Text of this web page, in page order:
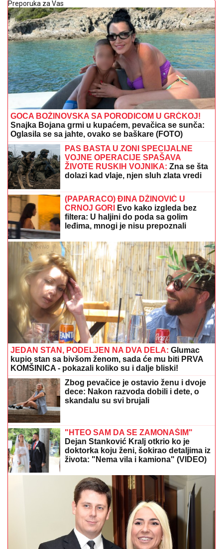
Preporuka za Vas
GOCA BOŽINOVSKA SA PORODICOM U GRČKOJ!
Snajka Bojana grmi u kupaćem, pevačica se sunča:
Oglasila se sa jahte, ovako se baškare (FOTO)
PAS BASTA U ZONI SPECIJALNE
VOJNE OPERACIJE SPAŠAVA
ŽIVOTE RUSKIH VOJNIKA: Zna se šta
dolazi kad vlaje, njen sluh zlata vredi
(PAPARACO) ĐINA DŽINOVIĆ U
CRNOJ GORI
Evo kako izgleda bez
filtera: U haljini do poda sa golim
leđima, mnogi je nisu prepoznali
JEDAN STAN, PODELJEN NA DVA DELA: Glumac
kupio stan sa bivšom ženom, sada će mu biti PRVA
KOMŠINICA - pokazali koliko su i dalje bliski!
Zbog pevačice je ostavio ženu i dvoje
dece: Nakon razvoda dobili i dete, o
skandalu su svi brujali
"HTEO SAM DA SE ZAMONAŠIM"
Dejan Stanković Kralj otkrio ko je
doktorka koju ženi, šokirao detaljima iz
života: "Nema vila i kamiona" (VIDEO)